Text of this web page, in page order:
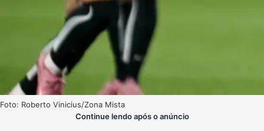
Foto: Roberto Vinicius/Zona Mista
Continue lendo após o anúncio